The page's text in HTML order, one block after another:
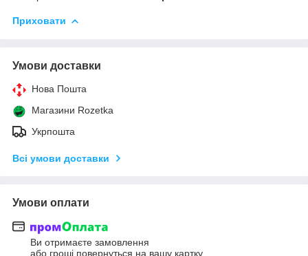
Приховати
Умови доставки
Нова Пошта
Магазини Rozetka
Укрпошта
Всі умови доставки
Умови оплати
Ви отримаєте замовлення
або гроші повернуться на вашу картку